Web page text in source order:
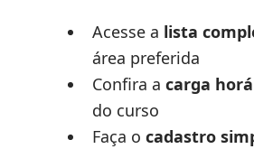
Acesse a lista
área preferida
Confira a carga
do curso
Faça o cadastro